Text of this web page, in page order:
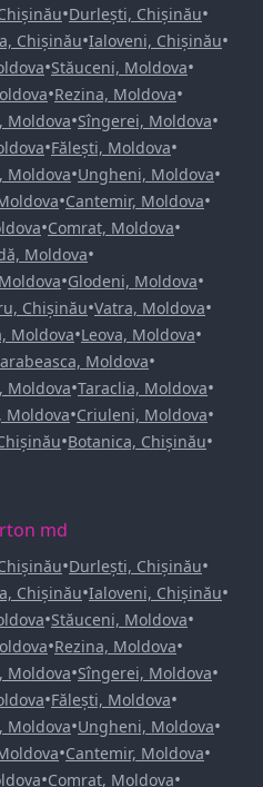
•Durlești, Chișinău•
Chișinău•Ialoveni, Chișinău•
•Stăuceni, Moldova•
•Rezina, Moldova•
Moldova•Sîngerei, Moldova•
•Fălești, Moldova•
Moldova•Ungheni, Moldova•
•Cantemir, Moldova•
•Comrat, Moldova•
Moldova•
•Glodeni, Moldova•
Chișinău•Vatra, Moldova•
Moldova•Leova, Moldova•
Moldova•
Moldova•Taraclia, Moldova•
Moldova•Criuleni, Moldova•
•Botanica, Chișinău•
md
•Durlești, Chișinău•
Chișinău•Ialoveni, Chișinău•
•Stăuceni, Moldova•
•Rezina, Moldova•
Moldova•Sîngerei, Moldova•
•Fălești, Moldova•
Moldova•Ungheni, Moldova•
•Cantemir, Moldova•
•Comrat, Moldova•